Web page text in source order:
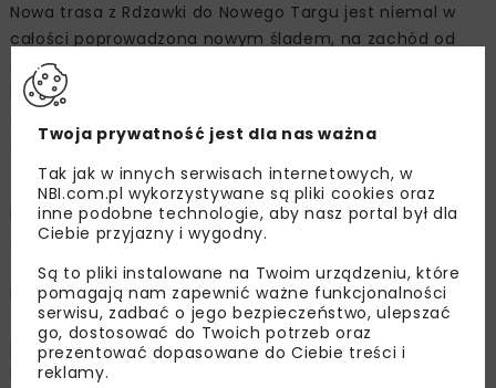
Nowa trasa z Rdzawki do Nowego Targu jest niemal w
całości poprowadzona nowym śladem, na zachód od
starej zakopianki. Trasa ma 16,1 km, dwa pasy ruchu w
każdym kierunku, a docelowo będzie połączona z innymi
oraz wspomniane wcześniej Nowy Targ Południe i
Zachód.
Docelowo, gdyż w chwili oddania nie będzie jeszcze
gotowy węzeł Klikuszowa, który połączy obie zakopianki
– starą i nową. Dotychczasowa DK47 biegnie ok. 2 m
nad nowym rondem zbudowanym na węźle Klikuszowa.
Żeby połączyć obie drogi, stara zakopianka musi zostać
przebudowana. To jeden z ostatnich etapów prac na tej
budowie. Jego wykonanie zostawiono na koniec, bo
Twoja prywatność jest dla nas ważna
Tak jak w innych serwisach internetowych, w
NBI.com.pl wykorzystywane są pliki cookies oraz
inne podobne technologie, aby nasz portal był dla
Ciebie przyjazny i wygodny.
Są to pliki instalowane na Twoim urządzeniu, które
pomagają nam zapewnić ważne funkcjonalności
serwisu, zadbać o jego bezpieczeństwo, ulepszać
go, dostosować do Twoich potrzeb oraz
prezentować dopasowane do Ciebie treści i
reklamy.